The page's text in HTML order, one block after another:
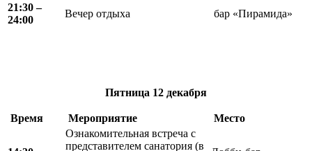
21:30 –
24:00
Вечер отдыха бар «Пирамида»
Пятница 12 декабря
Время Мероприятие Место
Ознакомительная встреча с
представителем санатория (в